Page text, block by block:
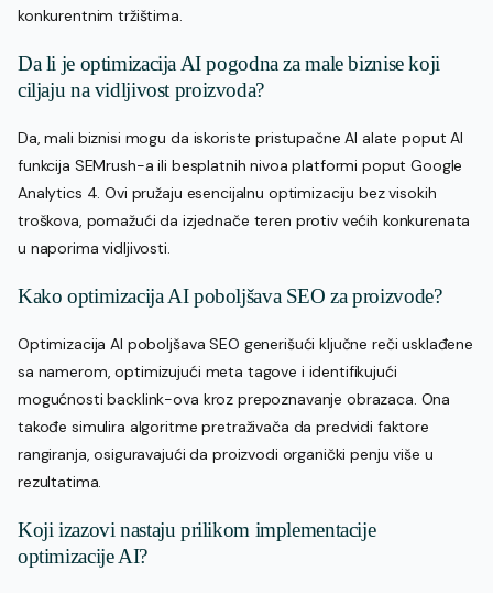
konkurentnim tržištima.
Da li je optimizacija AI pogodna za male biznise koji
ciljaju na vidljivost proizvoda?
Da, mali biznisi mogu da iskoriste pristupačne AI alate poput AI
funkcija SEMrush-a ili besplatnih nivoa platformi poput Google
Analytics 4. Ovi pružaju esencijalnu optimizaciju bez visokih
troškova, pomažući da izjednače teren protiv većih konkurenata
u naporima vidljivosti.
Kako optimizacija AI poboljšava SEO za proizvode?
Optimizacija AI poboljšava SEO generišući ključne reči usklađene
sa namerom, optimizujući meta tagove i identifikujući
mogućnosti backlink-ova kroz prepoznavanje obrazaca. Ona
takođe simulira algoritme pretraživača da predvidi faktore
rangiranja, osiguravajući da proizvodi organički penju više u
rezultatima.
Koji izazovi nastaju prilikom implementacije
optimizacije AI?